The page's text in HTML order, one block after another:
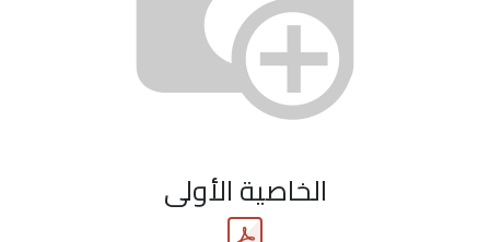
الخاصية الأولى